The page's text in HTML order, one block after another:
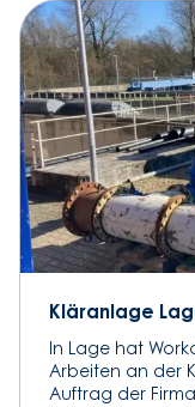
Kläranlage
In Lage hat
Arbeiten an der
Auftrag der